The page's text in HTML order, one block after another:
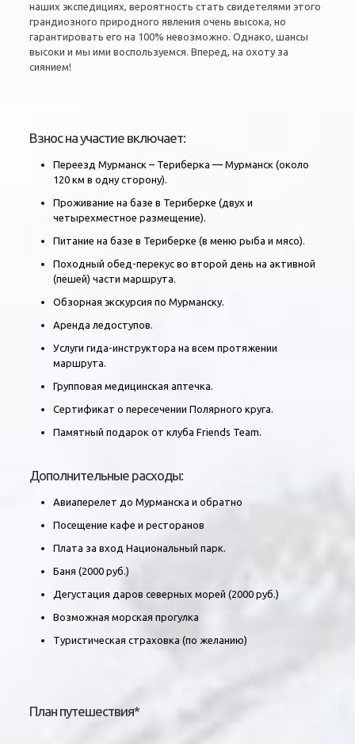
наших экспедициях, вероятность стать свидетелями этого
грандиозного природного явления очень высока, но
гарантировать его на 100% невозможно. Однако, шансы
высоки и мы ими воспользуемся. Вперед, на охоту за
сиянием!
Взнос на участие включает:
Переезд Мурманск – Териберка — Мурманск (около
120 км в одну сторону).
Проживание на базе в Териберке (двух и
четырехместное размещение).
Питание на базе в Териберке (в меню рыба и мясо).
Походный обед-перекус во второй день на активной
(пешей) части маршрута.
Обзорная экскурсия по Мурманску.
Аренда ледоступов.
Услуги гида-инструктора на всем протяжении
маршрута.
Групповая медицинская аптечка.
Сертификат о пересечении Полярного круга.
Памятный подарок от клуба Friends Team.
Дополнительные расходы:
Авиаперелет до Мурманска и обратно
Посещение кафе и ресторанов
Плата за вход Национальный парк.
Баня (2000 руб.)
Дегустация даров северных морей (2000 руб.)
Возможная морская прогулка
Туристическая страховка (по желанию)
План путешествия*